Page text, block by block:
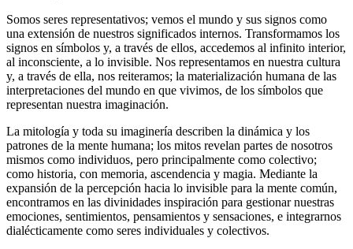
Somos seres representativos; vemos el mundo y sus signos como
una extensión de nuestros significados internos. Transformamos los
signos en símbolos y, a través de ellos, accedemos al infinito interior,
al inconsciente, a lo invisible. Nos representamos en nuestra cultura
y, a través de ella, nos reiteramos; la materialización humana de las
interpretaciones del mundo en que vivimos, de los símbolos que
representan nuestra imaginación.
La mitología y toda su imaginería describen la dinámica y los
patrones de la mente humana; los mitos revelan partes de nosotros
mismos como individuos, pero principalmente como colectivo;
como historia, con memoria, ascendencia y magia. Mediante la
expansión de la percepción hacia lo invisible para la mente común,
encontramos en las divinidades inspiración para gestionar nuestras
emociones, sentimientos, pensamientos y sensaciones, e integrarnos
dialécticamente como seres individuales y colectivos.